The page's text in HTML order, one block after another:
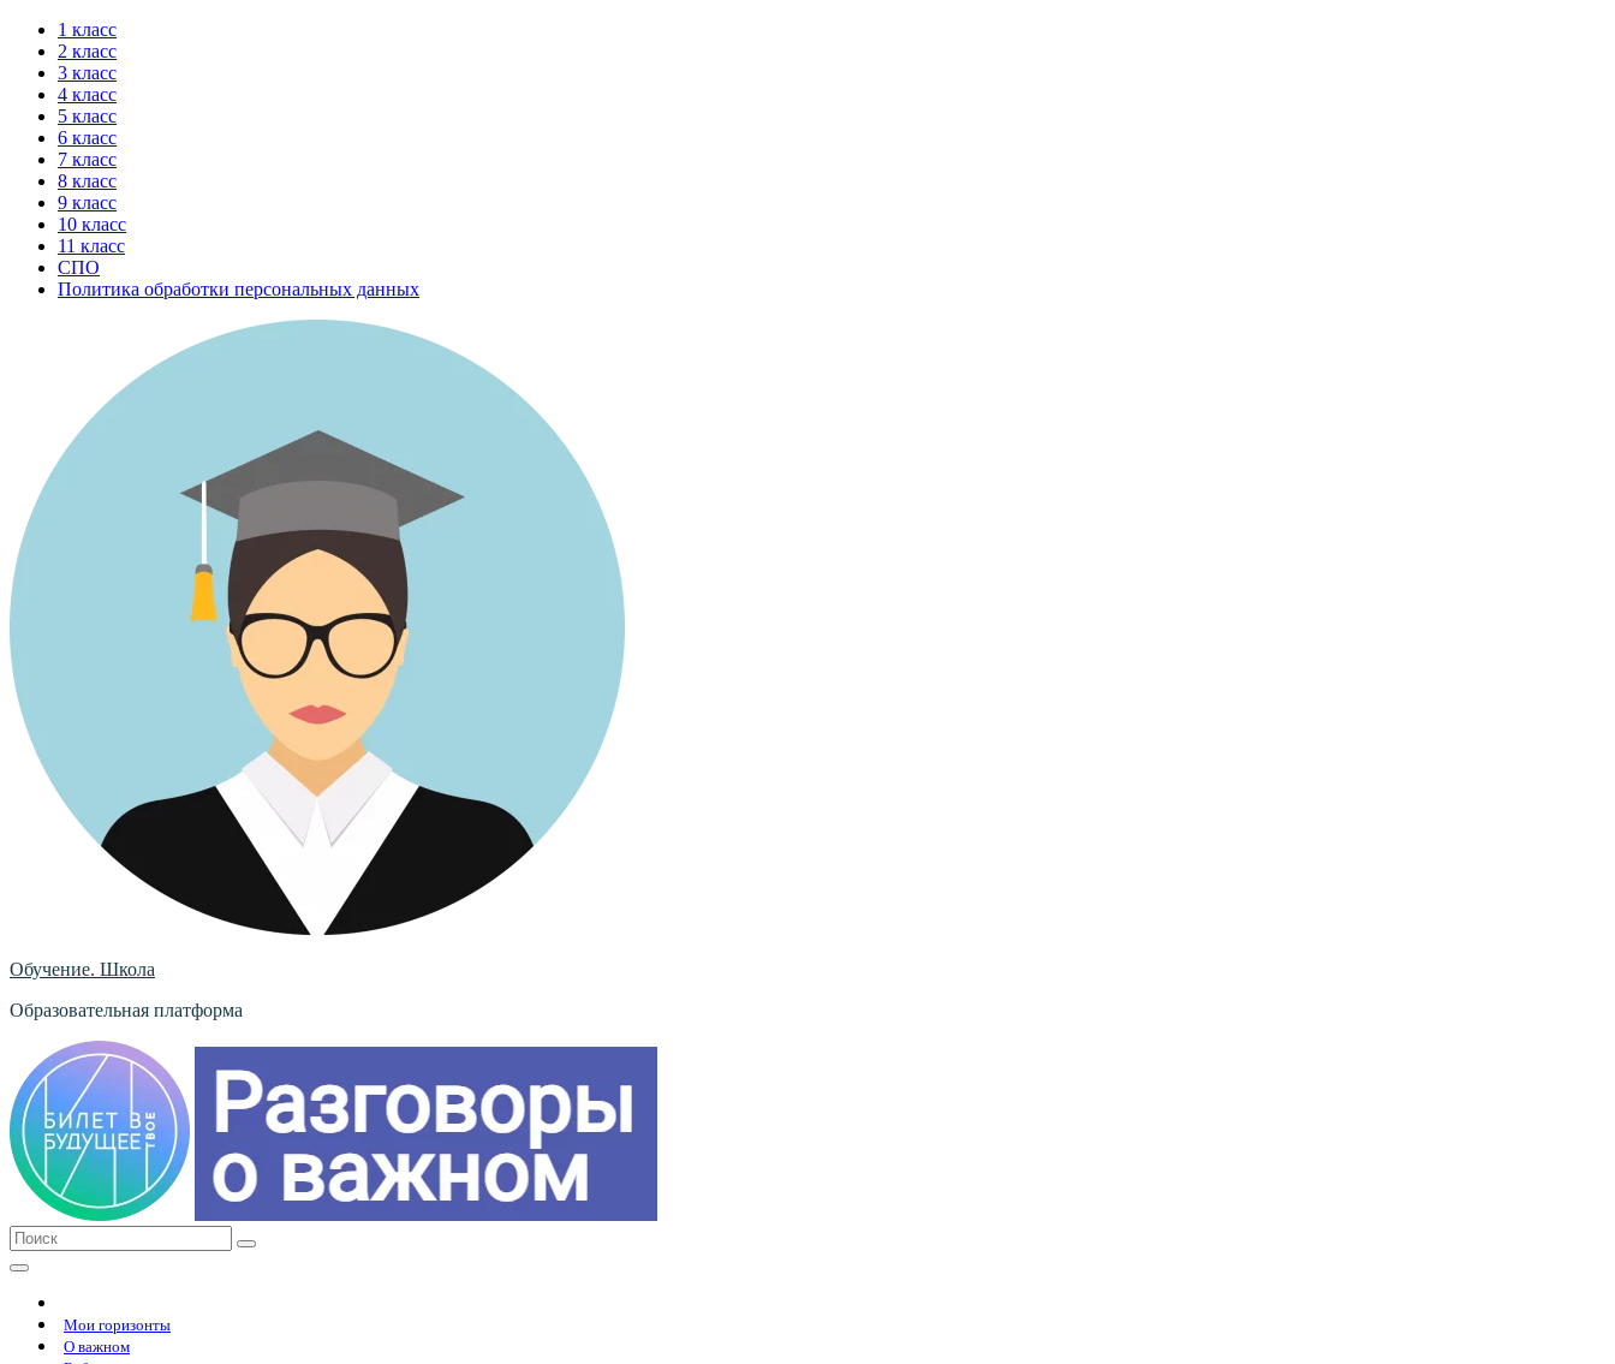
Перейти
содержимому
1 класс
2 класс
3 класс
4 класс
5 класс
6 класс
7 класс
8 класс
9 класс
10 класс
11 класс
СПО
Политика обработки персональных данных
Обучение. Школа
Образовательная платформа
Мои горизонты
О важном